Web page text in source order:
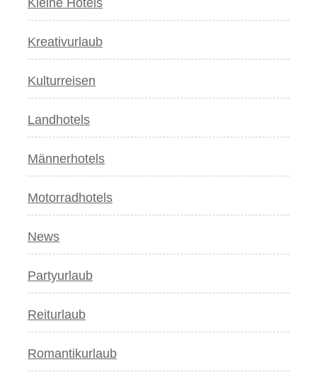
Kreativurlaub
Kulturreisen
Landhotels
Männerhotels
Motorradhotels
News
Partyurlaub
Reiturlaub
Romantikurlaub